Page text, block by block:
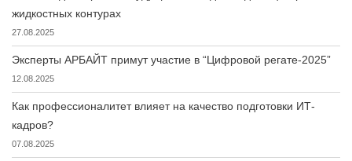
жидкостных контурах
27.08.2025
Эксперты АРБАЙТ примут участие в “Цифровой регате-2025”
12.08.2025
Как профессионалитет влияет на качество подготовки ИТ-
кадров?
07.08.2025